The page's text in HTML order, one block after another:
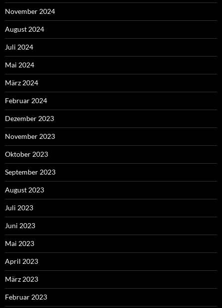
November 2024
August 2024
Juli 2024
Mai 2024
März 2024
Februar 2024
Dezember 2023
November 2023
Oktober 2023
September 2023
August 2023
Juli 2023
Juni 2023
Mai 2023
April 2023
März 2023
Februar 2023